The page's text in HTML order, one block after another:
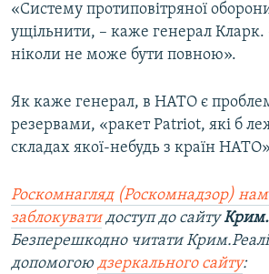
«Систему протиповітряної
ущільнити, – каже генерал Кларк.
ніколи не може бути повною».
Як каже генерал, в НАТО є
резервами, «ракет Patriot, які б
складах якої-небудь з країн
Роскомнагляд (Роскомнадзор)
заблокуватидоступ до сайту
Безперешкодно читати
допомогою дзеркального сайту: